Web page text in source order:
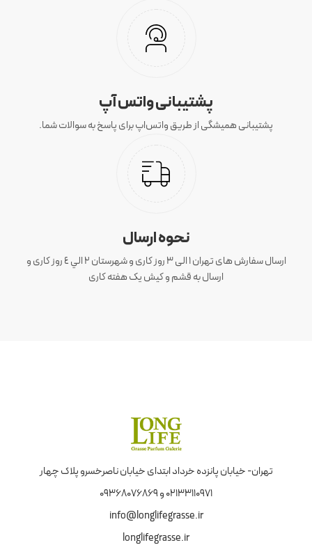
پشتیبانی واتس آپ
پشتیبانی همیشگی از طریق واتس‌اپ برای پاسخ به سوالات شما.
نحوه ارسال
ارسال سفارش های تهران 1 الی 3 روز کاری و شهرستان ٢ الي ٤ روز کاری و
ارسال به قشم و کیش یک هفته کاری
تهران- خیابان پانزده خرداد ابتدای خیابان ناصرخسرو پلاک چهار
02133110971 و 09368076869
info@longlifegrasse.ir
longlifegrasse.ir